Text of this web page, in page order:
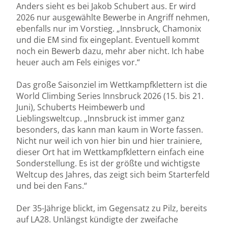
Anders sieht es bei Jakob Schubert aus. Er wird
2026 nur ausgewählte Bewerbe in Angriff nehmen,
ebenfalls nur im Vorstieg. „Innsbruck, Chamonix
und die EM sind fix eingeplant. Eventuell kommt
noch ein Bewerb dazu, mehr aber nicht. Ich habe
heuer auch am Fels einiges vor.“
Das große Saisonziel im Wettkampfklettern ist die
World Climbing Series Innsbruck 2026 (15. bis 21.
Juni), Schuberts Heimbewerb und
Lieblingsweltcup. „Innsbruck ist immer ganz
besonders, das kann man kaum in Worte fassen.
Nicht nur weil ich von hier bin und hier trainiere,
dieser Ort hat im Wettkampfklettern einfach eine
Sonderstellung. Es ist der größte und wichtigste
Weltcup des Jahres, das zeigt sich beim Starterfeld
und bei den Fans.“
Der 35-Jährige blickt, im Gegensatz zu Pilz, bereits
auf LA28. Unlängst kündigte der zweifache